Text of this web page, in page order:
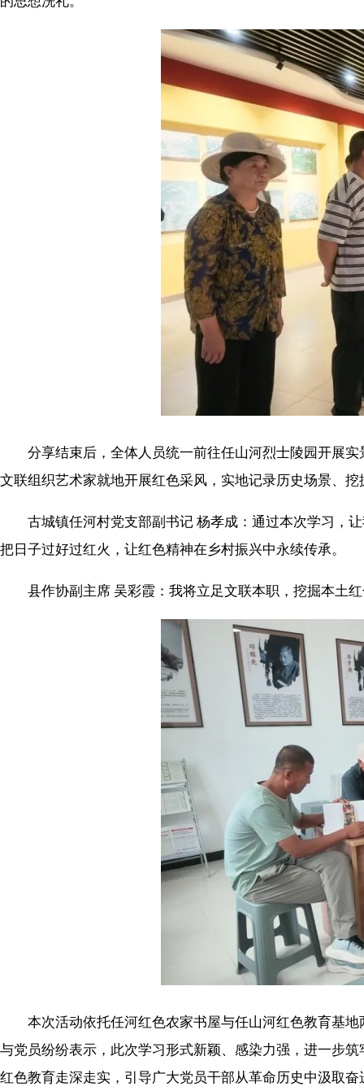
分享结束后，全体人员统一前往任山河烈士陵园开展实
文联组织艺术家就地开展红色采风，实地记录历史场景、
古城镇任河村党支部副书记 杨孝成：通过本次学习，让
把日子过好过红火，让红色精神在乡村振兴中永续传承。
县作协副主席 吴彩霞：我将立足文联本职，挖掘本土红
本次活动依托任河红色农家书屋与任山河红色教育基地
与党员纷纷表示，此次学习形式新颖、感染力强，进一步
红色教育走深走实，引导广大党员干部从革命历史中汲取奋